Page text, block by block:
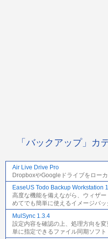
「バックアップ」カ
Air Live Drive Pro
DropboxやGoogleドライブをロー
EaseUS Todo Backup Workstation
高度な機能を備えながら、ウィザ
めてでも簡単に使えるイメージバッ
MulSync 1.3.4
設定内容を確認の上、処理方向を
単に指定できるファイル同期ソフト